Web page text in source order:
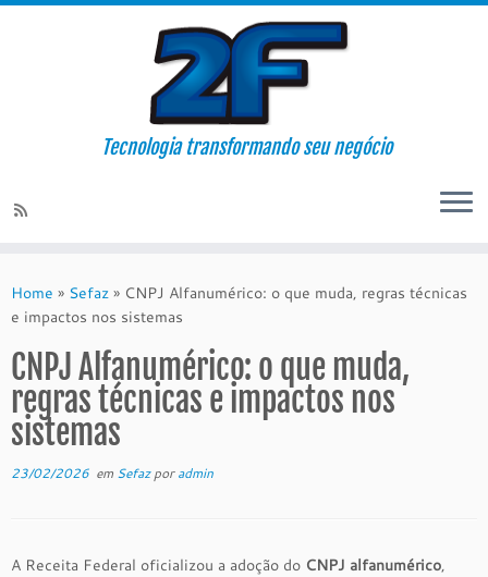
content
Tecnologia transformando seu negócio
Home » Sefaz » CNPJ Alfanumérico: o que muda, regras técnicas
e impactos nos sistemas
CNPJ Alfanumérico: o que muda,
regras técnicas e impactos nos
sistemas
23/02/2026 em Sefazporadmin
A Receita Federal oficializou a adoção do CNPJ alfanumérico,